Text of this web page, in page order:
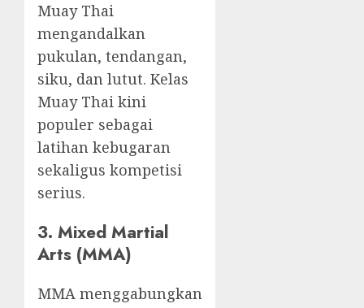
Muay Thai
mengandalkan
pukulan, tendangan,
siku, dan lutut. Kelas
Muay Thai kini
populer sebagai
latihan kebugaran
sekaligus kompetisi
serius.
3. Mixed Martial
Arts (MMA)
MMA menggabungkan